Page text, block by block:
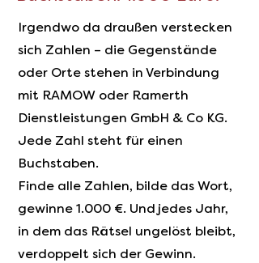
Irgendwo da draußen verstecken
sich Zahlen – die Gegenstände
oder Orte stehen in Verbindung
mit RAMOW oder Ramerth
Dienstleistungen GmbH & Co KG.
Jede Zahl steht für einen
Buchstaben.
Finde alle Zahlen, bilde das Wort,
gewinne 1.000 €. Und jedes Jahr,
in dem das Rätsel ungelöst bleibt,
verdoppelt sich der Gewinn.